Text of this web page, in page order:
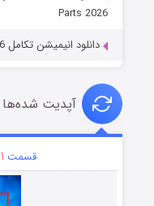
Parts 2026
دانلود انیمیشن تکامل Evolution 2026
آپدیت شده‌ها
قسمت ۱ (زیرنویس)